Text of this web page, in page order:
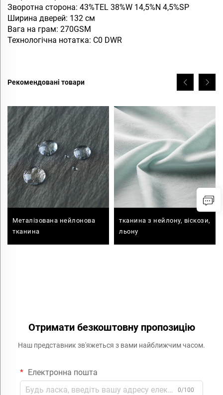
Зворотна сторона: 43%TEL 38%W 14,5%N 4,5%SP
Ширина дверей: 132 см
Вага на грам: 270GSM
Технологічна нотатка: C0 DWR
Рекомендовані товари
Металізована нейлонова
тканина
тканина з нейлону, віскози,
льону
Отримати безкоштовну пропозицію
Наш представник зв'яжеться з вами найближчим часом.
Електронна пошта
0/100